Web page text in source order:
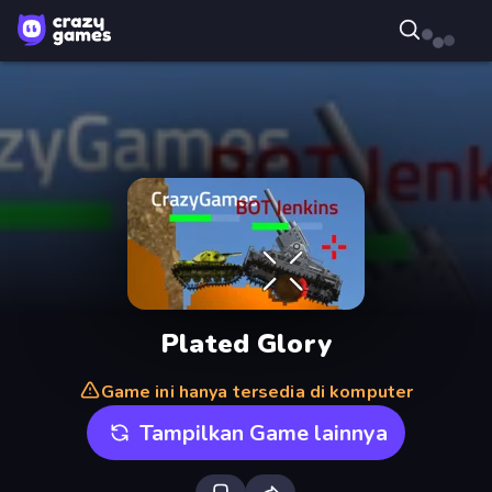
Plated Glory
Game ini hanya tersedia di komputer
Tampilkan Game lainnya